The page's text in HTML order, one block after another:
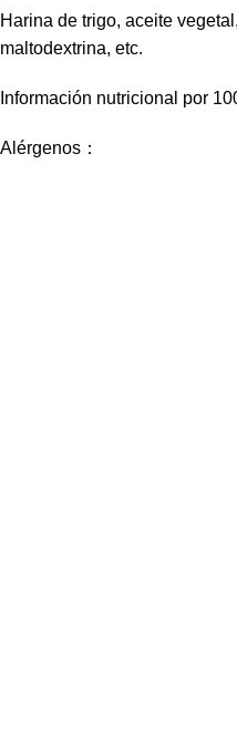
Harina de trigo, aceite
maltodextrina, etc.
Información nutricional por
Alérgenos：